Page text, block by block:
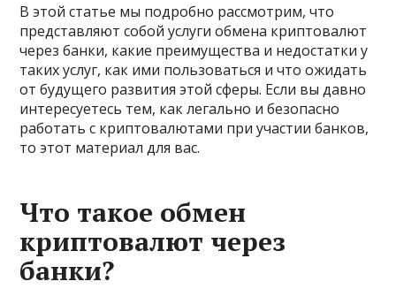
В этой статье мы подробно рассмотрим, что
представляют собой услуги обмена криптовалют
через банки, какие преимущества и недостатки у
таких услуг, как ими пользоваться и что ожидать
от будущего развития этой сферы. Если вы давно
интересуетесь тем, как легально и безопасно
работать с криптовалютами при участии банков,
то этот материал для вас.
Что такое обмен
криптовалют через
банки?